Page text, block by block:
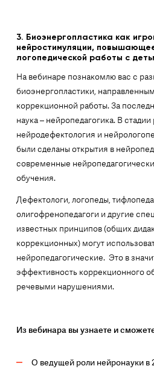
3. Биоэнергопластика как
нейростимуляции,
логопедической работы с
На вебинаре познакомлю вас с
биоэнергопластики,
коррекционной работы. За
наука – нейропедагогика. В стадии
нейродефектология и
были сделаны открытия в
современные
обучения.
Дефектологи, логопеды,
олигофренопедагоги и другие
известных принципов (общих
коррекционных) могут
нейропедагогические. Это в
эффективность коррекционного
речевыми нарушениями.
Из вебинара вы узнаете и
О ведущей роли нейронауки в